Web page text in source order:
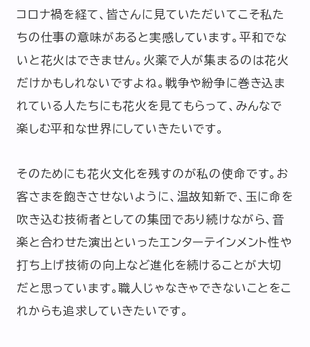
コロナ禍を経て、皆さんに見ていただいてこそ私た
ちの仕事の意味があると実感しています。平和でな
いと花火はできません。火薬で人が集まるのは花火
だけかもしれないですよね。戦争や紛争に巻き込ま
れている人たちにも花火を見てもらって、みんなで
楽しむ平和な世界にしていきたいです。
そのためにも花火文化を残すのが私の使命です。お
客さまを飽きさせないように、温故知新で、玉に命を
吹き込む技術者としての集団であり続けながら、音
楽と合わせた演出といったエンターテインメント性や
打ち上げ技術の向上など進化を続けることが大切
だと思っています。職人じゃなきゃできないことをこ
れからも追求していきたいです。